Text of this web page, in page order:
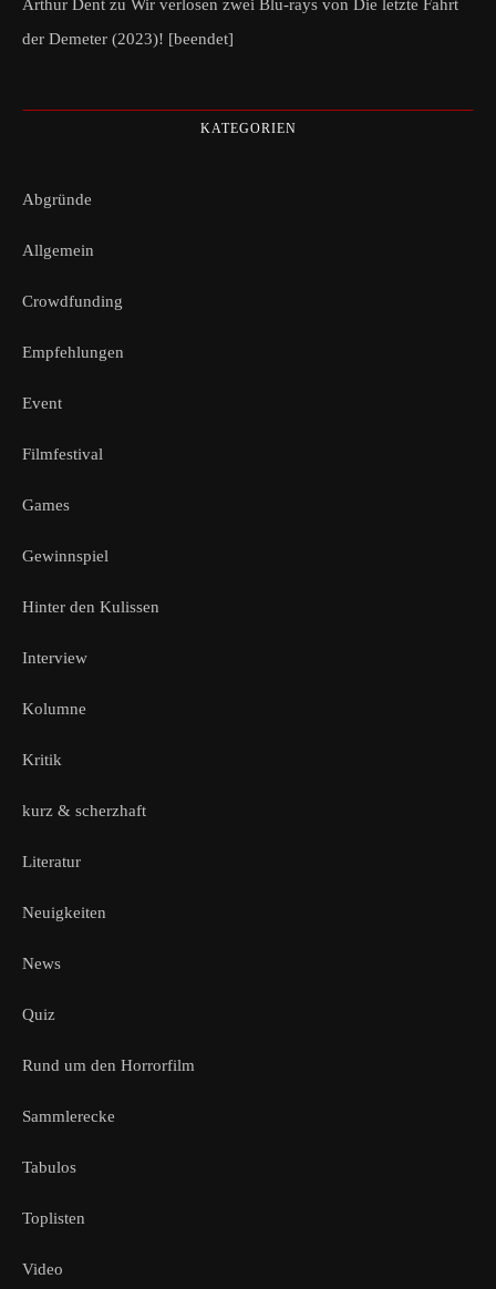
Arthur Dent zu Wir verlosen zwei Blu-rays von Die letzte Fahrt
der Demeter (2023)! [beendet]
KATEGORIEN
Abgründe
Allgemein
Crowdfunding
Empfehlungen
Event
Filmfestival
Games
Gewinnspiel
Hinter den Kulissen
Interview
Kolumne
Kritik
kurz & scherzhaft
Literatur
Neuigkeiten
News
Quiz
Rund um den Horrorfilm
Sammlerecke
Tabulos
Toplisten
Video